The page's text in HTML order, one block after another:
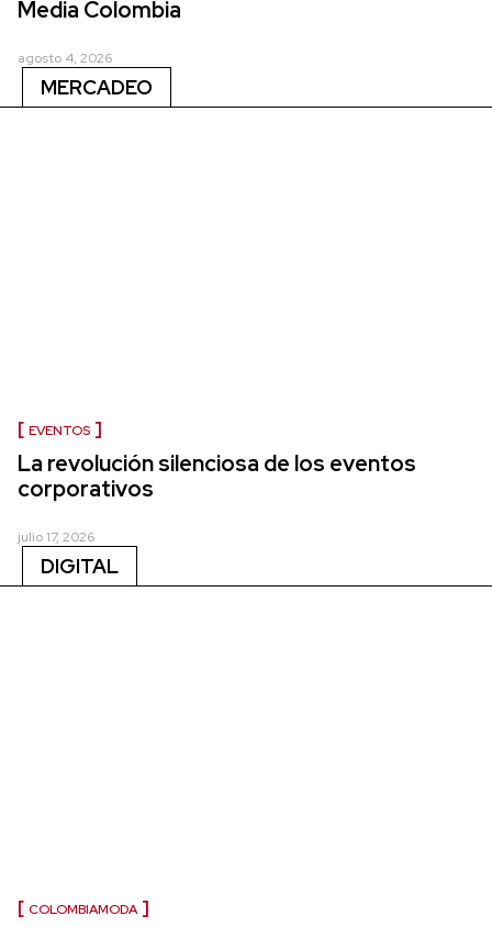
Media Colombia
agosto 4, 2026
MERCADEO
EVENTOS
La revolución silenciosa de los eventos
corporativos
julio 17, 2026
DIGITAL
COLOMBIAMODA